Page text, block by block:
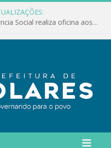
Conselho Municipal de Assistência Social realiza oficina aos servidores